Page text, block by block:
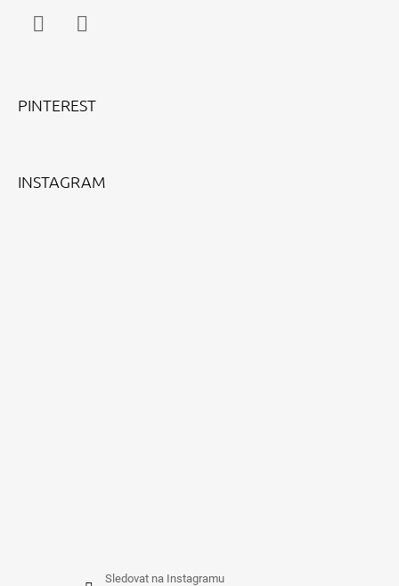
PINTEREST
INSTAGRAM
Sledovat na Instagramu